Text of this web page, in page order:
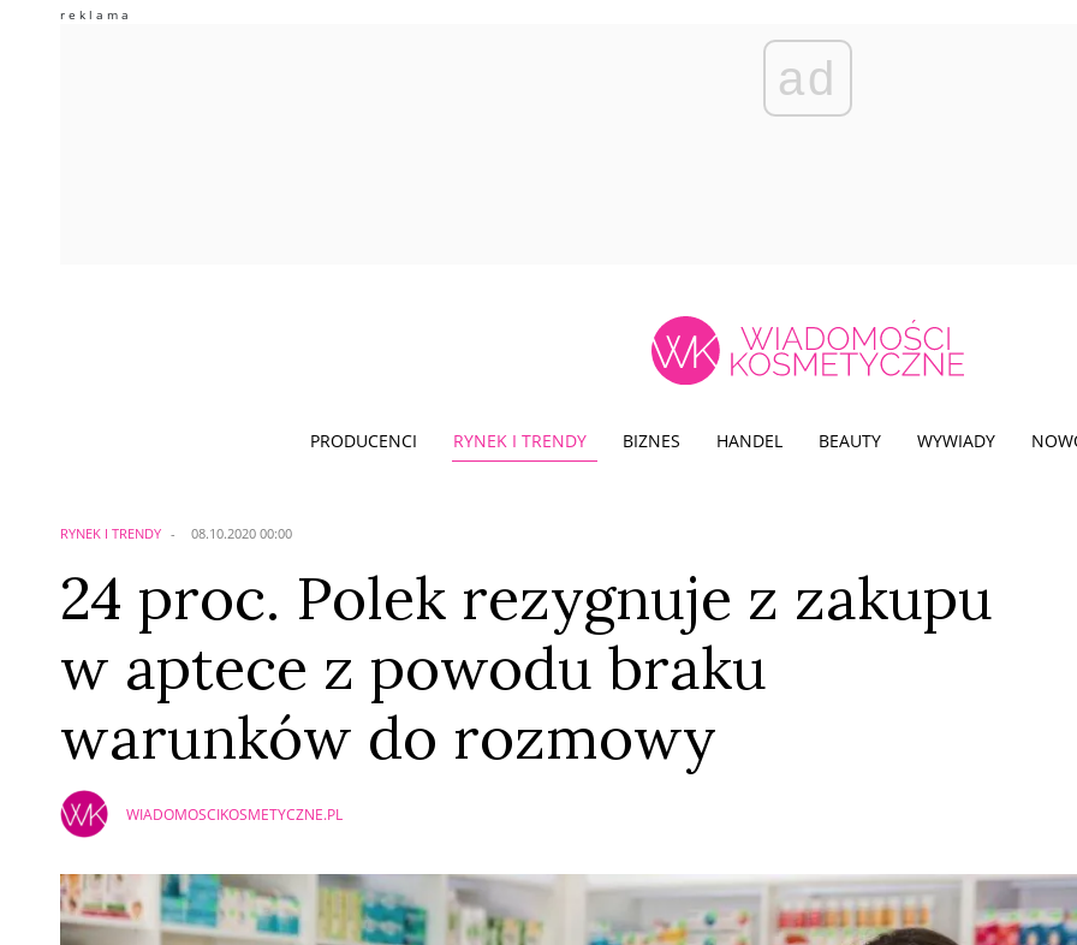
ad
PRODUCENCI RYNEK I TRENDY BIZNES HANDEL BEAUTY WYWIADY
RYNEK I TRENDY 08.10.2020 00:00
24 proc. Polek rezygnuje z zakupu
w aptece z powodu braku
warunków do rozmowy
WIADOMOSCIKOSMETYCZNE.PL